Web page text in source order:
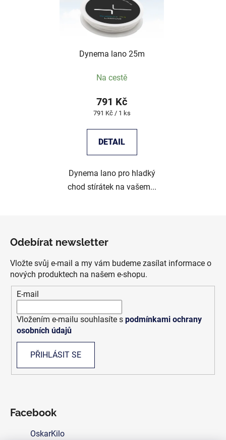
Dynema lano 25m
Na cestě
791 Kč
Měrná
791 Kč / 1 ks
DETAIL
Dynema lano pro hladký
chod stírátek na vašem...
Odebírat newsletter
Vložte svůj e-mail a my vám budeme zasílat informace o
nových produktech na našem e-shopu.
E-mail
Vložením e-mailu souhlasíte s podmínkami ochrany
osobních údajů
PŘIHLÁSIT SE
Facebook
OskarKilo